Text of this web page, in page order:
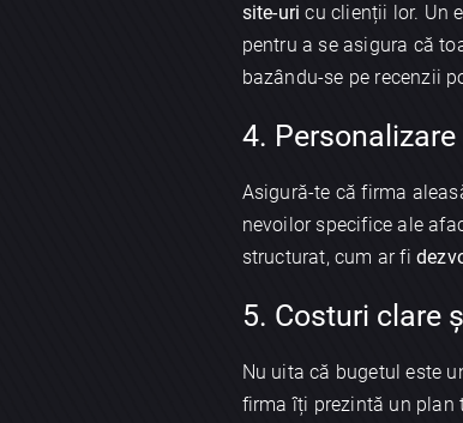
site-uri cu clienții lor. Un
pentru a se asigura că
bazându-se pe recenzii
4.
Asigură-te că firma
nevoilor specifice ale
structurat, cum ar fi
5. Costuri clare
Nu uita că bugetul este
firma îți prezintă un plan